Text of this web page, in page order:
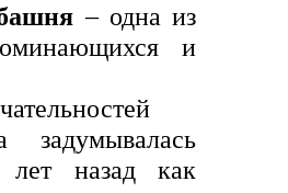
– одна из
и
лет назад как